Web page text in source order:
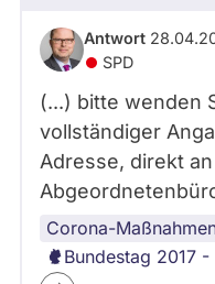
abgeordnetenwatch
befragt
werden.
Antwort
SPD
(...) bitte wenden
vollständiger
Adresse, direkt
Corona-
Bundestag 2017 -